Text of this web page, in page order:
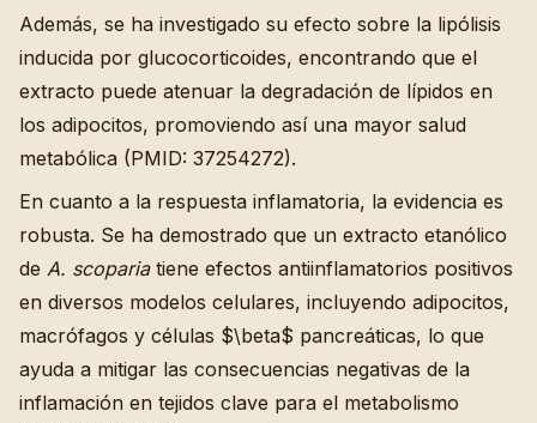
Además, se ha investigado su efecto sobre la lipólisis
inducida por glucocorticoides, encontrando que el
extracto puede atenuar la degradación de lípidos en
los adipocitos, promoviendo así una mayor salud
metabólica (PMID: 37254272).
En cuanto a la respuesta inflamatoria, la evidencia es
robusta. Se ha demostrado que un extracto etanólico
de A. scopariatiene efectos antiinflamatorios positivos
en diversos modelos celulares, incluyendo adipocitos,
macrófagos y células $\beta$ pancreáticas, lo que
ayuda a mitigar las consecuencias negativas de la
inflamación en tejidos clave para el metabolismo